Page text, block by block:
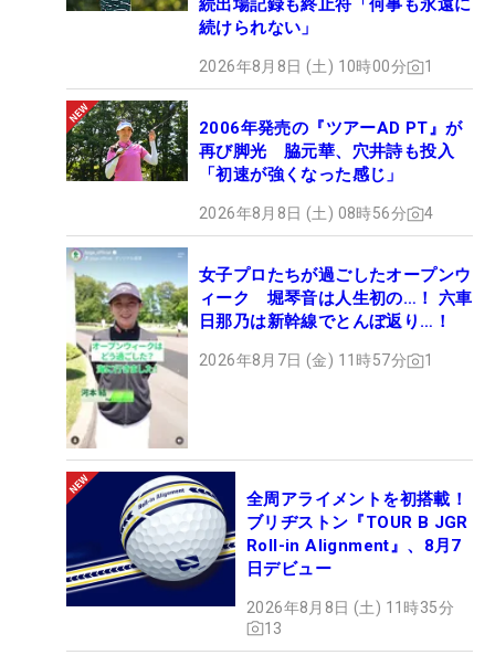
続出場記録も終止符「何事も永遠に
続けられない」
2026年8月8日 (土) 10時00分 1
2006年発売の『ツアーAD PT』が
再び脚光 脇元華、穴井詩も投入
「初速が強くなった感じ」
2026年8月8日 (土) 08時56分 4
女子プロたちが過ごしたオープンウ
ィーク 堀琴音は人生初の…！ 六車
日那乃は新幹線でとんぼ返り…！
2026年8月7日 (金) 11時57分 1
全周アライメントを初搭載！
ブリヂストン『TOUR B JGR
Roll-in Alignment』、8月7
日デビュー
2026年8月8日 (土) 11時35分
13